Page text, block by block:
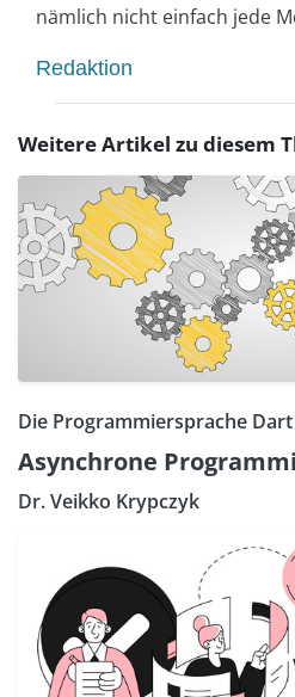
nämlich nicht einfach jede
Redaktion
Weitere Artikel zu diesem
Die Programmiersprache
Asynchrone
Dr. Veikko Krypczyk